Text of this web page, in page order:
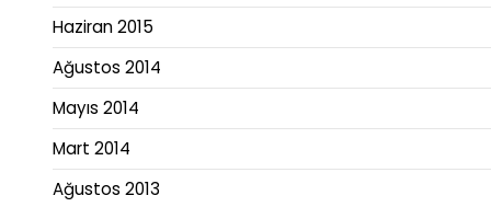
Haziran 2015
Ağustos 2014
Mayıs 2014
Mart 2014
Ağustos 2013